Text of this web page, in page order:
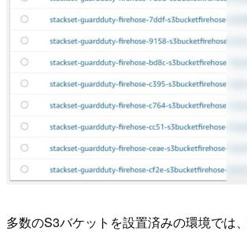
多数のS3バケットを設置済みの環境では